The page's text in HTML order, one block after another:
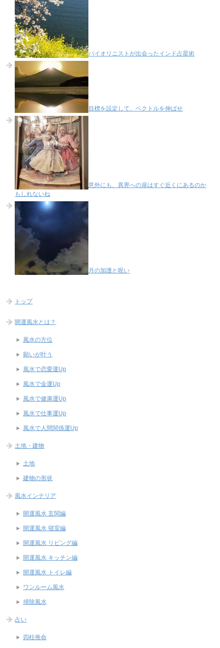
バイオリニストが出会ったインド占星術
目標を設定して、ベクトルを伸ばせ
意外にも、異界への扉はすぐ近くにあるのか
もしれないね
月の加護と呪い
トップ
開運風水とは？
風水の方位
願いが叶う
風水で恋愛運Up
風水で金運Up
風水で健康運Up
風水で仕事運Up
風水で人間関係運Up
土地・建物
土地
建物の形状
風水インテリア
開運風水 玄関編
開運風水 寝室編
開運風水 リビング編
開運風水 キッチン編
開運風水 トイレ編
ワンルーム風水
掃除風水
占い
四柱推命